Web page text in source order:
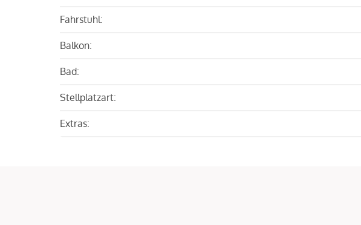
Fahrstuhl:
Balkon:
Bad:
Stellplatzart:
Extras: